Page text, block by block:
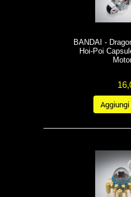
BANDAI -
Hoi-Poi